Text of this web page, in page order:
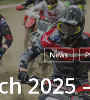
News
2025